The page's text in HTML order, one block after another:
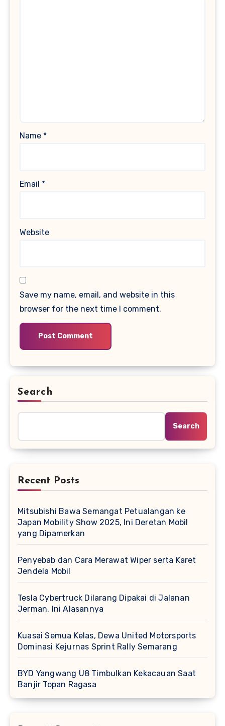
Name *
Email *
Website
Save my name, email, and website in this
browser for the next time I comment.
Search
Search
Recent Posts
Mitsubishi Bawa Semangat Petualangan ke
Japan Mobility Show 2025, Ini Deretan Mobil
yang Dipamerkan
Penyebab dan Cara Merawat Wiper serta Karet
Jendela Mobil
Tesla Cybertruck Dilarang Dipakai di Jalanan
Jerman, Ini Alasannya
Kuasai Semua Kelas, Dewa United Motorsports
Dominasi Kejurnas Sprint Rally Semarang
BYD Yangwang U8 Timbulkan Kekacauan Saat
Banjir Topan Ragasa